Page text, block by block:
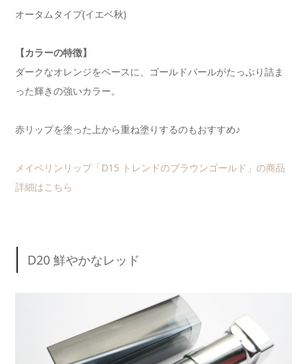
オータムタイプ(イエベ秋)
【カラーの特徴】
ダークなオレンジをベースに、ゴールドパールがたっぷり詰ま
った輝きの強いカラー。
赤リップを塗った上から重ね塗りするのもおすすめ♪
メイベリンリップ「D15 トレンドのブラウンゴールド」の商品
詳細はこちら
D20 鮮やかなレッド